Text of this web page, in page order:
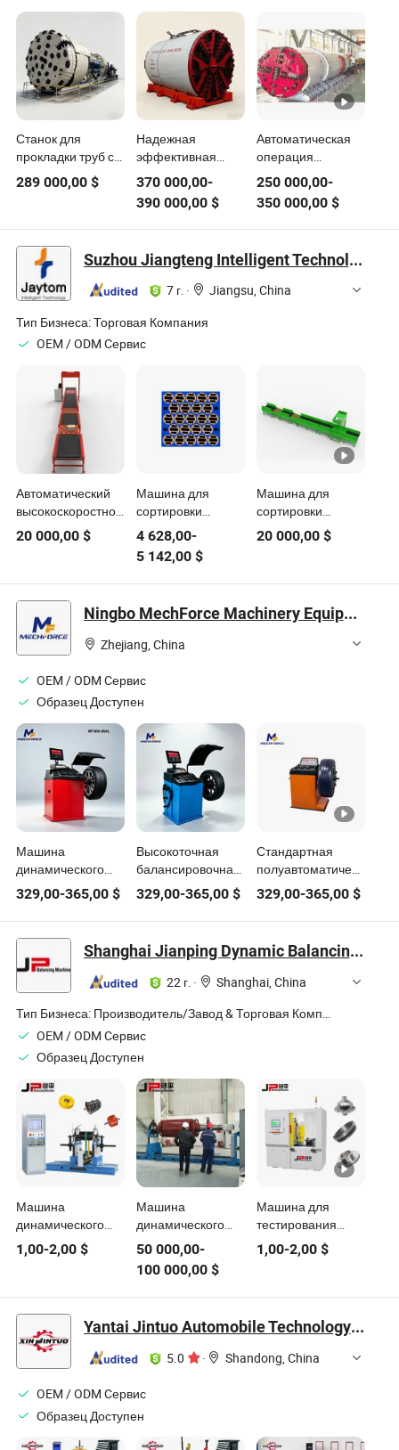
Станок для
прокладки труб с
использованием
шлама с
трубой для
сточных вод
289 000,00 $
Надежная
эффективная
машина для
балансировки
шлама Dg2400
для применения в
370 000,00-
390 000,00$
Автоматическая
операция
1200mm машина
для прокладки
труб с
балансировкой
1000m
бестраншейных
муниципальных
250 000,00-
350 000,00$
Suzhou Jiangteng Intelligent Technology Co., Ltd
7 г. ·
Jiangsu, China
Тип Бизнеса:Торговая Компания
OEM / ODM Cервис
Автоматический
высокоскоростной
балансировочный
колесный
посылок с
системой Dws,
конвейер,
измерение,
сканирование,
изображения
20 000,00 $
Машина для
сортировки
товаров на
конвейере с
балансировочным
колесом Jaytom
складе
4 628,00-
5 142,00$
Машина для
сортировки
посылок с
балансировочным
упаковкой в
коробки экспресс-
20 000,00$
Ningbo MechForce Machinery Equipment Co., Ltd.
Zhejiang, China
OEM / ODM Cервис
Образец Доступен
Машина
динамического
балансирования
колес
автомобилей,
оборудование для
балансировки шин
для автосервисов
329,00-365,00 $
Высокоточная
балансировочная
машина для
шиномонтажных
мастерских
329,00-365,00$
Стандартная
полуавтоматическая
машина для
динамического
балансирования
329,00-365,00$
Shanghai Jianping Dynamic Balancing Machine Manufacturing Co., Ltd.
22 г. ·
Shanghai, China
Тип Бизнеса:
Производитель/Завод & Торговая Компания
OEM / ODM Cервис
Образец Доступен
Машина
динамического
баланса жесткого
подшипника
шлифовального
станка
1,00-2,00 $
Машина
динамического
балансирования
генератора
большого размера
50 000,00-
100 000,00$
Машина для
тестирования
автоматического
балансирования
тормозных
1,00-2,00$
Yantai Jintuo Automobile Technology Co., Ltd.
5.0 · Shandong, China
OEM / ODM Cервис
Образец Доступен